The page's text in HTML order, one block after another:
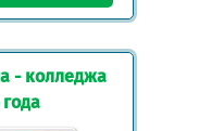
- колледжа